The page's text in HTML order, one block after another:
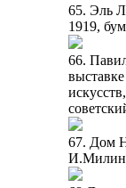
65. Эль
1919,
66.
67. Дом